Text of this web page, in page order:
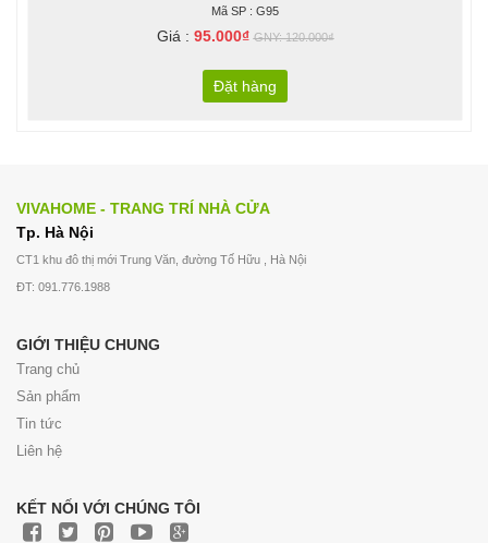
Mã SP : G95
Giá : 95.000₫GNY: 120.000₫
Đặt hàng
VIVAHOME - TRANG TRÍ NHÀ CỬA
Tp. Hà Nội
CT1 khu đô thị mới Trung Văn, đường Tố Hữu , Hà Nội
ĐT: 091.776.1988
GIỚI THIỆU CHUNG
Trang chủ
Sản phẩm
Tin tức
Liên hệ
KẾT NỐI VỚI CHÚNG TÔI